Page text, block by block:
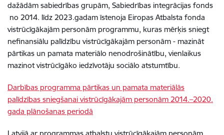
dažādām sabiedrības grupām, Sabiedrības integrācijas fonds
no 2014. līdz 2023.gadam īstenoja Eiropas Atbalsta fonda
vistrūcīgākajām personām programmu, kuras mērķis sniegt
nefinansiālu palīdzību vistrūcīgākajām personām - mazināt
pārtikas un pamata materiālo nenodrošinātību, vienlaikus
mazinot vistrūcīgāko iedzīvotāju sociālo atstumtību.
Darbības programma pārtikas un pamata materiālās
palīdzības sniegšanai vistrūcīgākajām personām 2014.–2020.
gada plānošanas periodā